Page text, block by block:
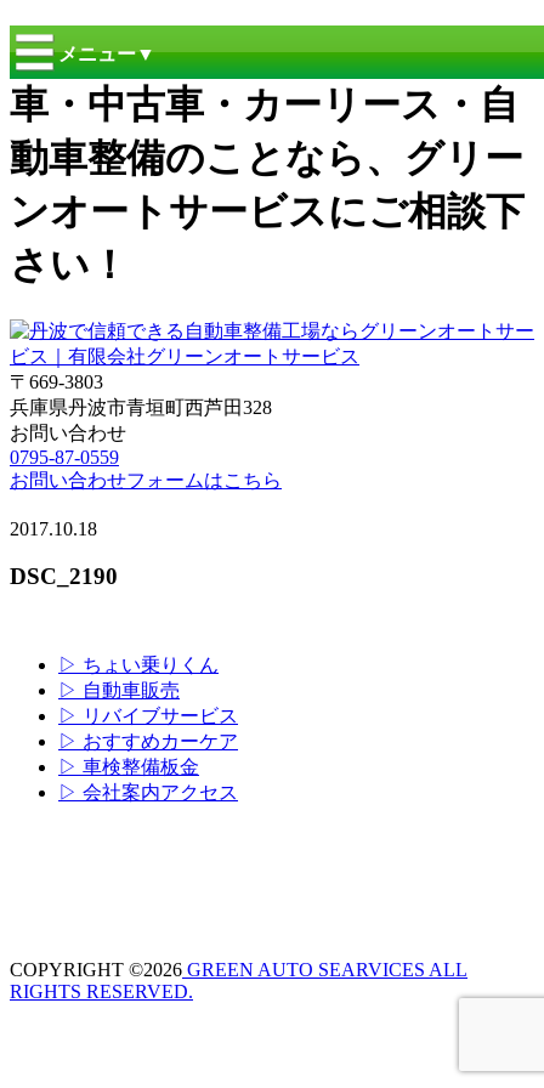
メニュー▼
兵庫県丹波市青垣で車検・新
車・中古車・カーリース・自
動車整備のことなら、グリー
ンオートサービスにご相談下
さい！
〒669-3803
兵庫県丹波市青垣町西芦田328
お問い合わせ
0795-87-0559
お問い合わせフォームはこちら
2017.10.18
DSC_2190
▷ ちょい乗りくん
▷ 自動車販売
▷ リバイブサービス
▷ おすすめカーケア
▷ 車検整備板金
▷ 会社案内アクセス
COPYRIGHT ©2026 GREEN AUTO SEARVICES ALL
RIGHTS RESERVED.